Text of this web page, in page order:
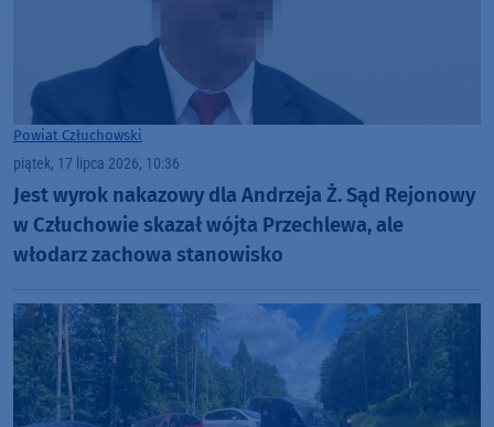
Powiat Człuchowski
piątek, 17 lipca 2026, 10:36
Jest wyrok nakazowy dla Andrzeja Ż. Sąd Rejonowy
w Człuchowie skazał wójta Przechlewa, ale
włodarz zachowa stanowisko